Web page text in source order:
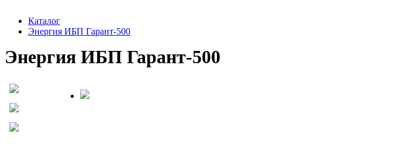
Каталог
Энергия ИБП Гарант-500
Энергия ИБП Гарант-500